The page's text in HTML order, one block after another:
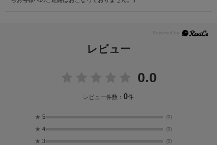
レビュー
0.0
レビュー件数：0件
★ 5 (0)
★ 4 (0)
★ 3 (0)